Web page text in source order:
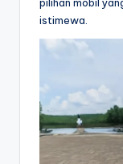
istimewa.